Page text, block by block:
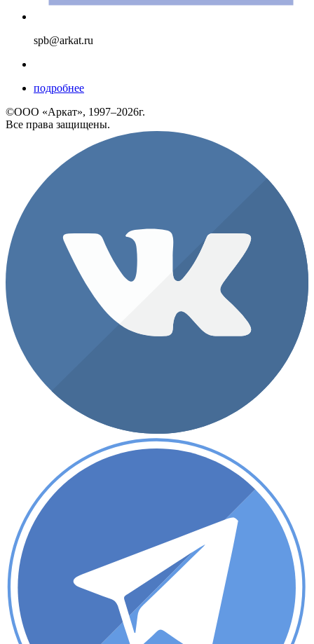
spb@arkat.ru
подробнее
©ООО «Аркат», 1997–2026г.
Все права защищены.